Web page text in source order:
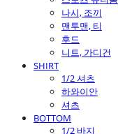
나시, 조끼
맨투맨, 티
후드
니트, 가디건
SHIRT
1/2 셔츠
하와이안
셔츠
BOTTOM
1/2 바지